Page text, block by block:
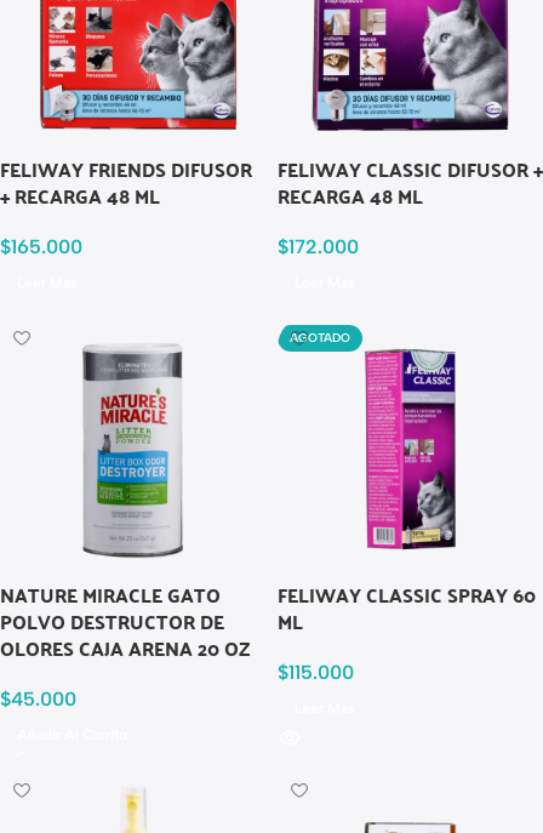
FELIWAY FRIENDS DIFUSOR
+ RECARGA 48 ML
$165.000
FELIWAY CLASSIC DIFUSOR +
RECARGA 48 ML
$172.000
NATURE MIRACLE GATO
POLVO DESTRUCTOR DE
OLORES CAJA ARENA 20 OZ
$45.000
AGOTADO
FELIWAY CLASSIC SPRAY 60
ML
$115.000